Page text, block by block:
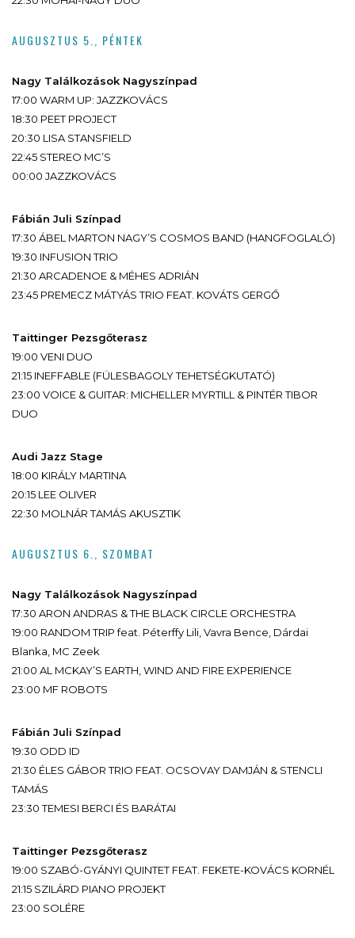
AUGUSZTUS 5., PÉNTEK
Nagy Találkozások Nagyszínpad
17:00 WARM UP: JAZZKOVÁCS
18:30 PEET PROJECT
20:30 LISA STANSFIELD
22:45 STEREO MC’S
00:00 JAZZKOVÁCS
Fábián Juli Színpad
17:30 ÁBEL MARTON NAGY’S COSMOS BAND (HANGFOGLALÓ)
19:30 INFUSION TRIO
21:30 ARCADENOE & MÉHES ADRIÁN
23:45 PREMECZ MÁTYÁS TRIO FEAT. KOVÁTS GERGŐ
Taittinger Pezsgőterasz
19:00 VENI DUO
21:15 INEFFABLE (FÜLESBAGOLY TEHETSÉGKUTATÓ)
23:00 VOICE & GUITAR: MICHELLER MYRTILL & PINTÉR TIBOR
DUO
Audi Jazz Stage
18:00 KIRÁLY MARTINA
20:15 LEE OLIVER
22:30 MOLNÁR TAMÁS AKUSZTIK
AUGUSZTUS 6., SZOMBAT
Nagy Találkozások Nagyszínpad
17:30 ARON ANDRAS & THE BLACK CIRCLE ORCHESTRA
19:00 RANDOM TRIP feat. Péterffy Lili, Vavra Bence, Dárdai
Blanka, MC Zeek
21:00 AL MCKAY’S EARTH, WIND AND FIRE EXPERIENCE
23:00 MF ROBOTS
Fábián Juli Színpad
19:30 ODD ID
21:30 ÉLES GÁBOR TRIO FEAT. OCSOVAY DAMJÁN & STENCLI
TAMÁS
23:30 TEMESI BERCI ÉS BARÁTAI
Taittinger Pezsgőterasz
19:00 SZABÓ-GYÁNYI QUINTET FEAT. FEKETE-KOVÁCS KORNÉL
21:15 SZILÁRD PIANO PROJEKT
23:00 SOLÉRE